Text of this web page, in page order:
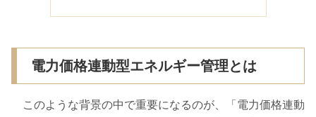
電力価格連動型エネルギー管理とは
このような背景の中で重要になるのが、「電力価格連動